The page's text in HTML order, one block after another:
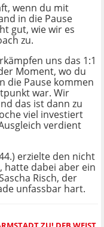
wenn du mit
in die Pause
gut, wie wir es
zu.
uns das 1:1
Moment, wo du
die Pause kommen
war. Wir
das ist dann zu
viel investiert
verdient
erzielte den nicht
hatte dabei aber ein
Risch, der
unfassbar hart.